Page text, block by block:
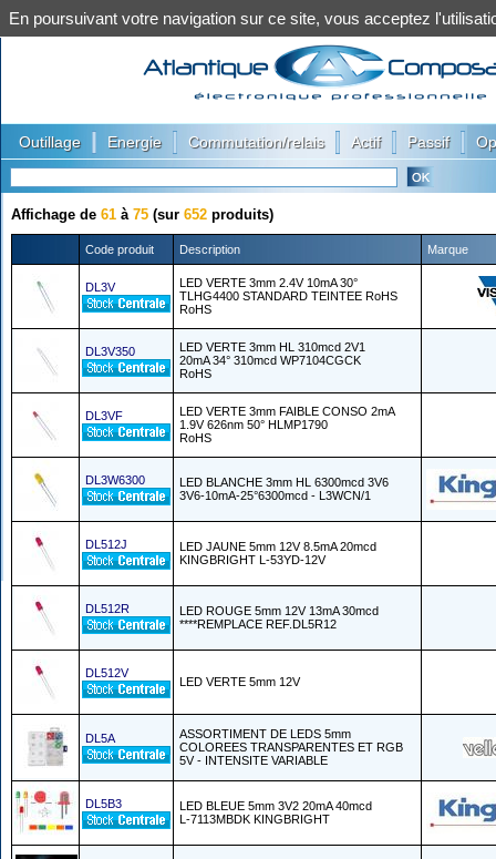
Outillage Energie Commutation/relais Actif Passif
Affichage de 61 à 75 (sur 652 produits)
Code produit Description Marque
DL3V
LED VERTE 3mm 2.4V 10mA 30°
TLHG4400 STANDARD TEINTEE RoHS
RoHS
DL3V350
LED VERTE 3mm HL 310mcd 2V1
20mA 34° 310mcd WP7104CGCK
RoHS
DL3VF
LED VERTE 3mm FAIBLE CONSO 2mA
1.9V 626nm 50° HLMP1790
RoHS
DL3W6300
LED BLANCHE 3mm HL 6300mcd 3V6
3V6-10mA-25°6300mcd - L3WCN/1
DL512J
LED JAUNE 5mm 12V 8.5mA 20mcd
KINGBRIGHT L-53YD-12V
DL512R
LED ROUGE 5mm 12V 13mA 30mcd
****REMPLACE REF.DL5R12
DL512V
LED VERTE 5mm 12V
DL5A
ASSORTIMENT DE LEDS 5mm
COLOREES TRANSPARENTES ET RGB
5V - INTENSITE VARIABLE
DL5B3
LED BLEUE 5mm 3V2 20mA 40mcd
L-7113MBDK KINGBRIGHT
En poursuivant votre navigation sur ce site, vous acceptez